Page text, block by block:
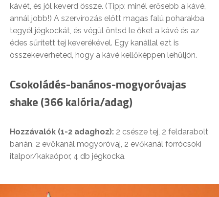
kávét, és jól keverd össze. (Tipp: minél erősebb a kávé,
annál jobb!) A szervírozás előtt magas falú poharakba
tegyél jégkockát, és végül öntsd le őket a kávé és az
édes sűrített tej keverékével. Egy kanállal ezt is
összekeverheted, hogy a kávé kellőképpen lehűljön.
Csokoládés-banános-mogyoróvajas
shake (366 kalória/adag)
Hozzávalók (1-2 adaghoz): 2 csésze tej, 2 feldarabolt
banán, 2 evőkanál mogyoróvaj, 2 evőkanál forrócsoki
italpor/kakaópor, 4 db jégkocka.